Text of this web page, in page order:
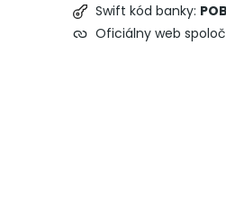
Swift kód banky:
Oficiálny web